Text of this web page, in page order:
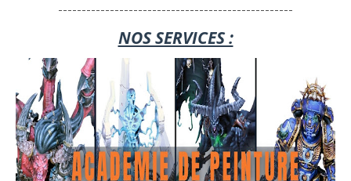
--------------------------------------------------
NOS SERVICES :